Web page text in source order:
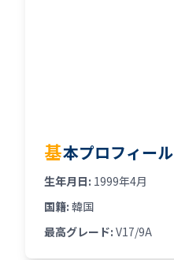
基本プロフィール
生年月日: 1999年4月
国籍: 韓国
最高グレード: V17/9A